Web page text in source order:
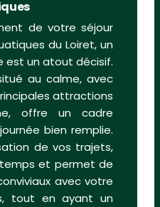
de votre séjour
du Loiret, un
est un atout décisif.
au calme, avec
attractions
offre un cadre
bien remplie.
de vos trajets,
et permet de
avec votre
tout en ayant un